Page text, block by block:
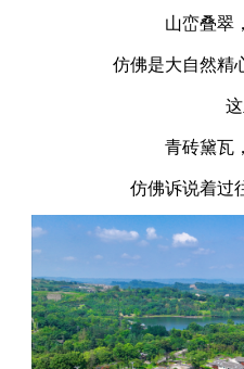
山峦叠翠
仿佛是大自然精
青砖黛瓦
仿佛诉说着过